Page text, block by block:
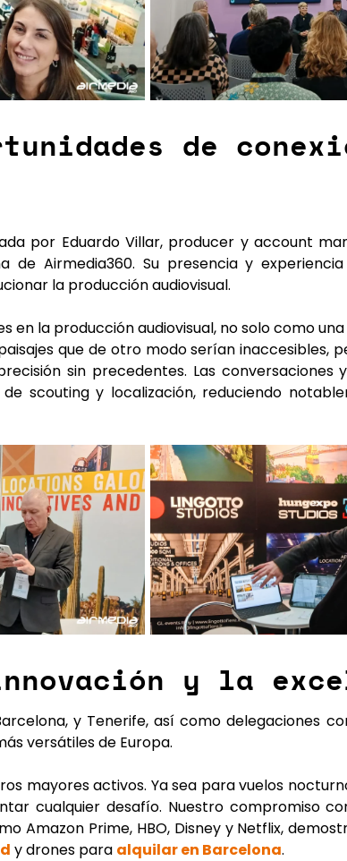
de
por Eduardo Villar, producer y account
Airmedia360. Su presencia y
la producción audiovisual.
en la producción audiovisual, no solo como
que de otro modo serían inaccesibles,
sin precedentes. Las conversaciones
scouting y localización, reduciendo
y la
y Tenerife, así como delegaciones
versátiles de Europa.
mayores activos. Ya sea para vuelos
cualquier desafío. Nuestro compromiso
Prime, HBO, Disney y Netflix,
ydrones para alquilar en Barcelona.